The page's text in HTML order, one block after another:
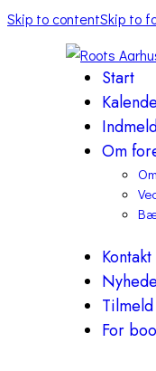
Skip to contentSkip to
Start
Om
Kontakt
For